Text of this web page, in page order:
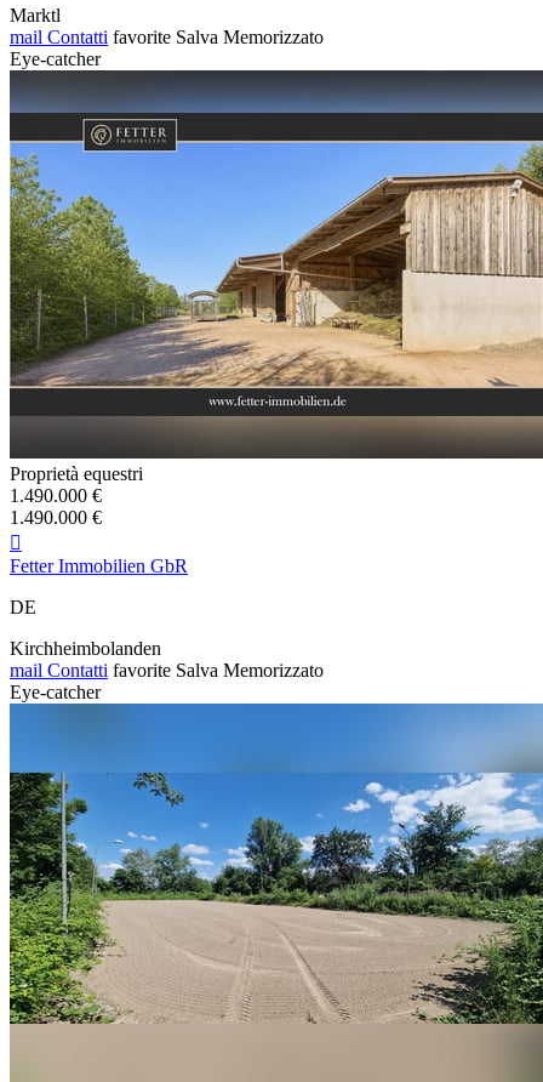
Marktl
mail Contatti favorite Salva Memorizzato
Eye-catcher
Proprietà equestri
1.490.000 €
1.490.000 €

Fetter Immobilien GbR
DE
Kirchheimbolanden
mail Contatti favorite Salva Memorizzato
Eye-catcher